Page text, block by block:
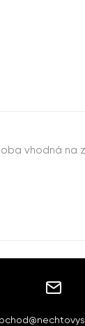
vhodná